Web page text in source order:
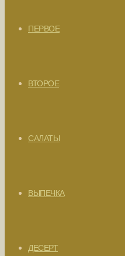
ПЕРВОЕ
ВТОРОЕ
САЛАТЫ
ВЫПЕЧКА
ДЕСЕРТ